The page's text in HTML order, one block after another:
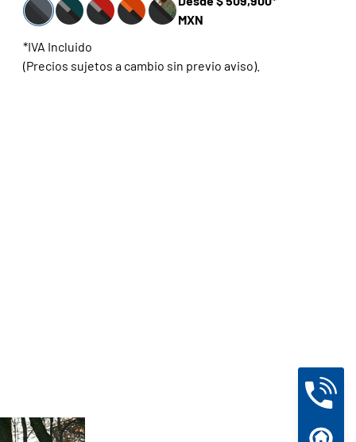
MXN
*IVA Incluido
(Precios sujetos a cambio sin previo aviso).